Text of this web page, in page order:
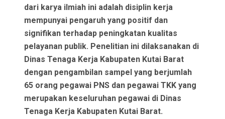
dari karya ilmiah ini adalah disiplin kerja
mempunyai pengaruh yang positif dan
signifikan terhadap peningkatan kualitas
pelayanan publik. Penelitian ini dilaksanakan di
Dinas Tenaga Kerja Kabupaten Kutai Barat
dengan pengambilan sampel yang berjumlah
65 orang pegawai PNS dan pegawai TKK yang
merupakan keseluruhan pegawai di Dinas
Tenaga Kerja Kabupaten Kutai Barat.